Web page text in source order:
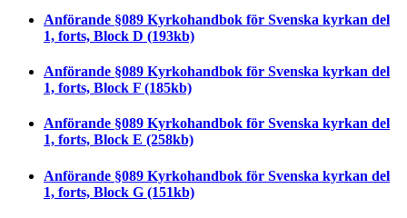
Anförande §089 Kyrkohandbok för Svenska kyrkan del
1, forts, Block D (193kb)
Anförande §089 Kyrkohandbok för Svenska kyrkan del
1, forts, Block F (185kb)
Anförande §089 Kyrkohandbok för Svenska kyrkan del
1, forts, Block E (258kb)
Anförande §089 Kyrkohandbok för Svenska kyrkan del
1, forts, Block G (151kb)